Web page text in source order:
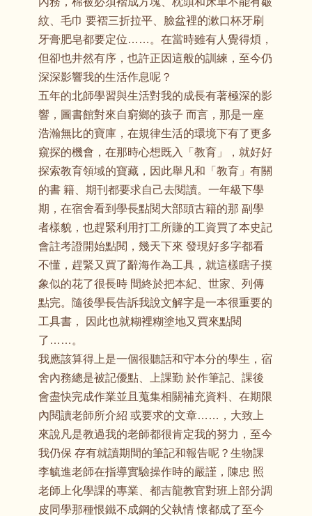
紋、毛巾 要褶三折拉平、臉盆裡的漱口杯牙刷
牙膏肥皂都要定位……。在當時雖有人覺得煩，
但卻也井然有序，也許正因這般的訓練，至今仍
深深影響我的生活作息呢？
五年的北師學習與生活對我的成長有著極深的影
響，圖書館對來自窮鄉的孩子 而言，那是一座
浩瀚無比的寶庫，在規律生活的環境下有了更多
窺探的機會，在那時心想既入「教育」，就好好
探索教育領域的寶藏，因此舉凡和「教育」有關
的書 籍、期刊都要求自己去閱讀。一年級下學
期，在宿舍看到學長點閱大部頭古籍的那 副學
者樣貌，也趕緊利用打工所賺的工資買了本史記
會註考證開始點閱，幾天下來 發現好多字都看
不懂，趕緊又買了辭海作為工具，就這樣瞎子摸
象似的花了很長時 間終於把本紀、世家、列傳
點完。隨後學長告訴我說文解字是一本很重要的
工具書， 因此也就糊裡糊塗地又買來點閱
了……。
我應該算得上是一個很聽話和守本分的學生，宿
舍內務總是被記優點、上課勤 於作筆記、課後
會盡快完成作業並且蒐集相關補充資料、在期限
內閱讀老師所介紹 或要求的文章……，大致上
來說凡是教過我的老師都很肯定我的努力，至今
我仍保 存有就讀期間的筆記和報告呢？生物課
李毓進老師在指導實驗操作時的嚴謹，陳忠 照
老師上化學課的專業、都吉龍教官對班上部分調
皮同學那種恨鐵不成鋼的父執情 懷都成了至今